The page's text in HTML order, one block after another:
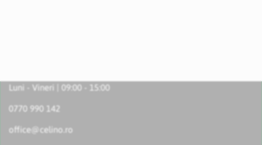
Luni - Vineri | 09:00 - 15:00
0770 990 142
office@celino.ro